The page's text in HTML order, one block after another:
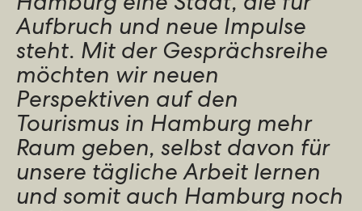
Hamburg eine Stadt, die für
Aufbruch und neue Impulse
steht. Mit der Gesprächsreihe
möchten wir neuen
Perspektiven auf den
Tourismus in Hamburg mehr
Raum geben, selbst davon für
unsere tägliche Arbeit lernen
und somit auch Hamburg noch